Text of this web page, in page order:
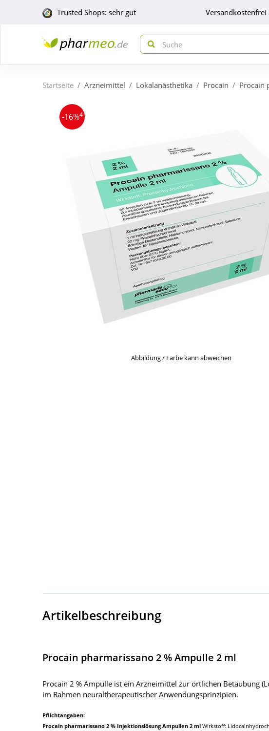
Trusted Shops: sehr gut
Startseite Arzneimittel Lokalanästhetika Procain Procain
-16%4
Abbildung / Farbe kann abweichen
Artikelbeschreibung
Procain pharmarissano 2 % Ampulle 2 ml
Procain 2 % Ampulle ist ein Arzneimittel zur örtlichen Betäubung
im Rahmen neuraltherapeutischer Anwendungsprinzipien.
Pflichtangaben:
Procain pharmarissano 2 % Injektionslösung Ampullen 2 ml Wirkstoff: